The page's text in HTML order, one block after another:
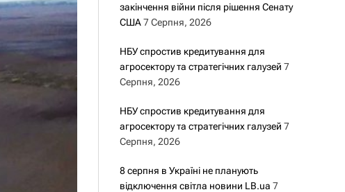
закінчення війни після рішення Сенату
США 7 Серпня, 2026
НБУ спростив кредитування для
агросектору та стратегічних галузей 7
Серпня, 2026
НБУ спростив кредитування для
агросектору та стратегічних галузей 7
Серпня, 2026
8 серпня в Україні не планують
відключення світла новини LB.ua 7